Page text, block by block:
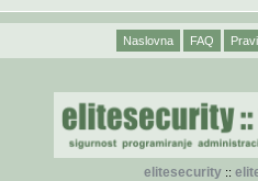
Naslovna FAQ
elitesecurity::